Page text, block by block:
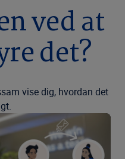
ved at
det?
vise dig, hvordan det